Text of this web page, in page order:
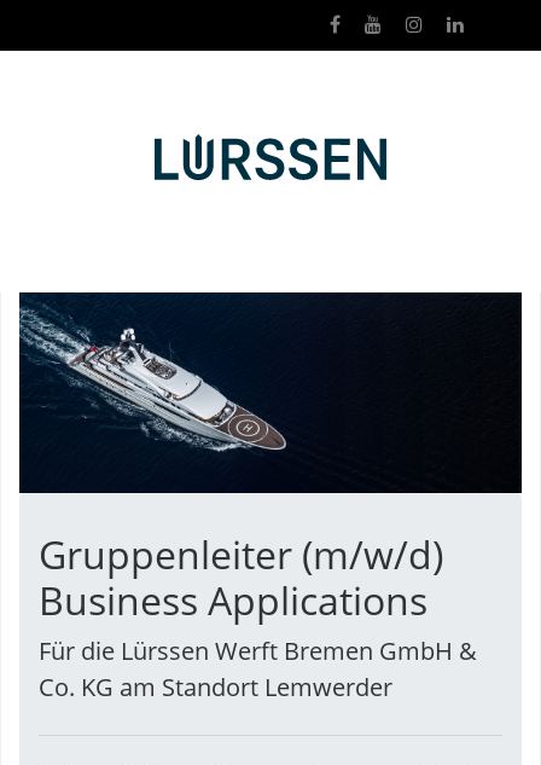
Gruppenleiter (m/w/d)
Business Applications
Für die Lürssen Werft Bremen GmbH &
Co. KG am Standort Lemwerder